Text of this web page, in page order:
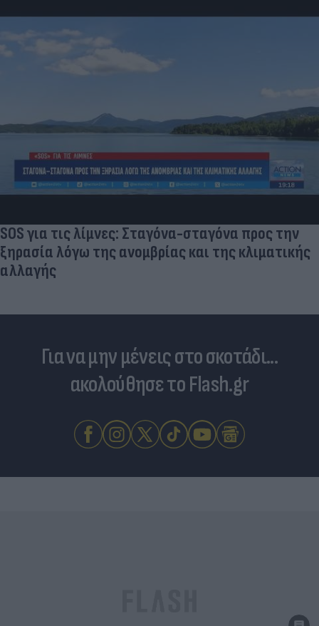
Και οι μαϊμούδες έχουν κατοικίδια! Οι
επιστήμονες ρίχνουν φως στις "φιλίες" μεταξύ
Για να μην μένεις στο σκοτάδι...
ακολούθησε το Flash.gr